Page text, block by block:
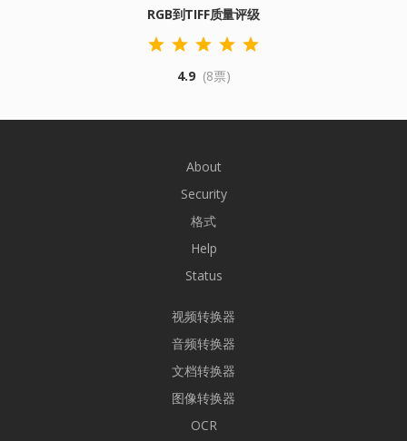
RGB到TIFF质量评级
4.9 (8票)
About
Security
格式
Help
Status
视频转换器
音频转换器
文档转换器
图像转换器
OCR